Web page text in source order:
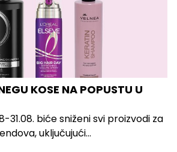
KOSE NA POPUSTU U
31.08. biće sniženi svi proizvodi za
uključujući...